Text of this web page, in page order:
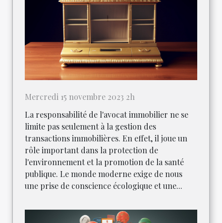
Mercredi 15 novembre 2023 2h
La responsabilité de l'avocat immobilier ne se
limite pas seulement à la gestion des
transactions immobilières. En effet, il joue un
rôle important dans la protection de
l'environnement et la promotion de la santé
publique. Le monde moderne exige de nous
une prise de conscience écologique et une...